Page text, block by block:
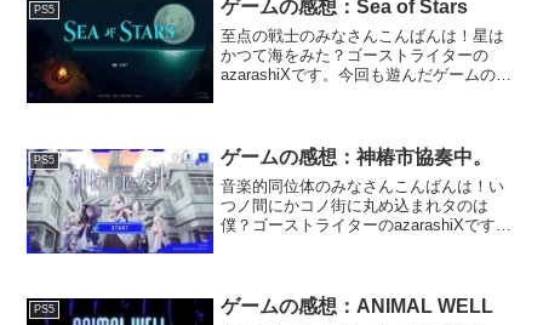
PS5 ゲームの感想：Sea of Stars
至点の戦士のみなさんこんばんは！星は
かつて海をみた？ゴーストライターの
azarashiXです。今回も遊んだゲームのご
かれ...
PS5 ゲームの感想：神椿市協奏中。
音楽的同位体のみなさんこんばんは！い
つノ間にかコノ街に丸め込まれタのは
僕？ゴーストライターのazarashiXです。
ーカルの楽曲で...
PS5 ゲームの感想：ANIMAL WELL